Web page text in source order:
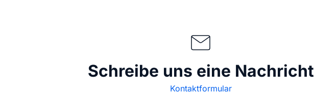
Schreibe uns eine Nachricht
Kontaktformular